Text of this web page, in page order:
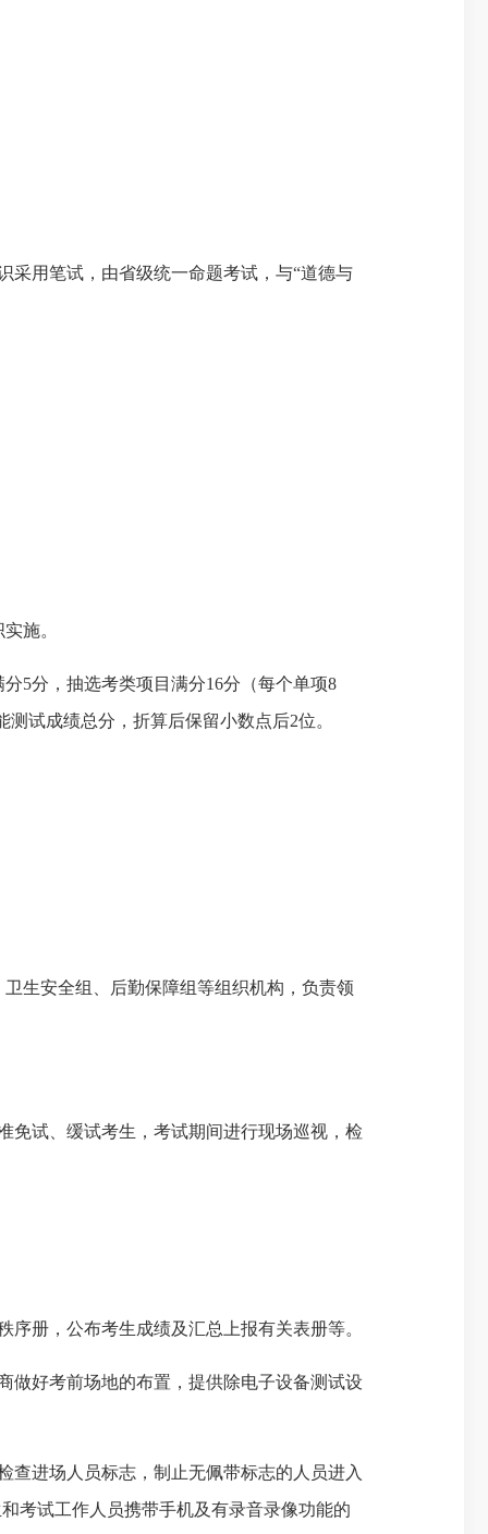
采用笔试，由省级统一命题考试，与“道德与
施。
5分，抽选考类项目满分16分（每个单项8
试成绩总分， 折算后保留小数点后2位。
卫生安全组、后勤保障组等组织机构，负责领
免试、缓试考生，考试期间进行现场巡视，检
册，公布考生成绩及汇总上报有关表册等。
做好考前场地的布置，提供除电子设备测试设
查进场人员标志，制止无佩带标志的人员进入
考试工作人员携带手机及有录音录像功能的